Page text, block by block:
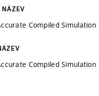
NÁZEV
Compiled Simulation
Compiled Simulation